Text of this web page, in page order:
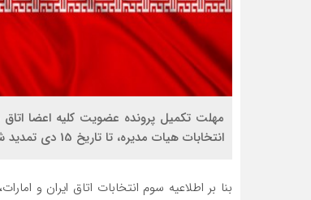
مهلت تکمیل پرونده عضویت کلیه اعضا
انتخابات هیات مدیره، تا تاریخ 15 دی تمدید شد.
بنا بر اطلاعیه سوم انتخابات اتاق ایران و